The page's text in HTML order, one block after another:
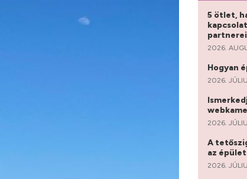
5 ötlet,
2026.
Hogyan
2026.
2026.
A
az
2026.